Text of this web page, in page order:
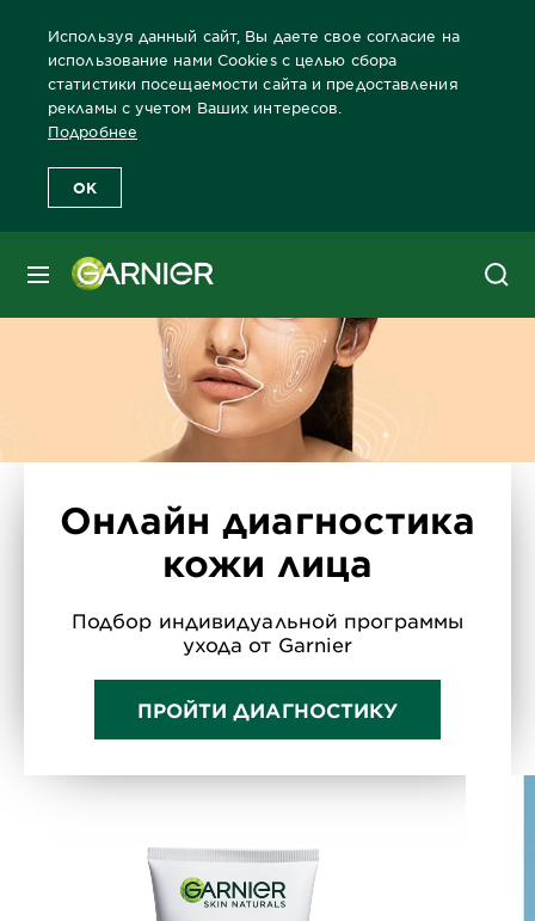
Используя данный сайт, Вы даете свое согласие на
использование нами Cookies с целью сбора
статистики посещаемости сайта и предоставления
рекламы с учетом Ваших интересов.
Подробнее
OK
МЕНЮ
Главная Лицо
Онлайн диагностика
кожи лица
Подбор индивидуальной программы
ухода от Garnier
ПРОЙТИ ДИАГНОСТИКУ